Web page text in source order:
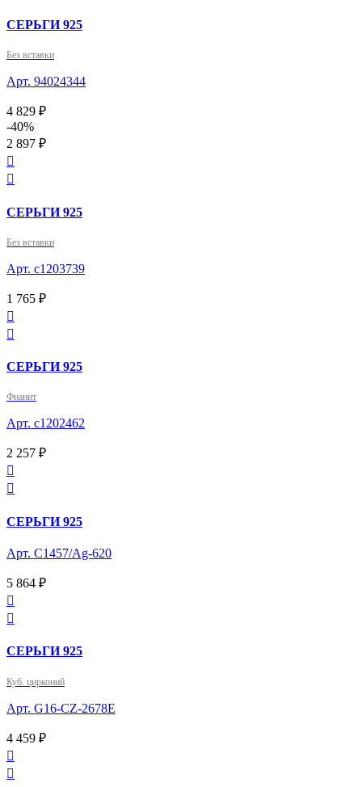
СЕРЬГИ 925
Без вставки
Арт. 94024344
4 829 ₽
-40%
2 897 ₽


СЕРЬГИ 925
Без вставки
Арт. с1203739
1 765 ₽


СЕРЬГИ 925
Фианит
Арт. с1202462
2 257 ₽


СЕРЬГИ 925
Арт. С1457/Ag-620
5 864 ₽


СЕРЬГИ 925
Куб. цирконий
Арт. G16-CZ-2678E
4 459 ₽

